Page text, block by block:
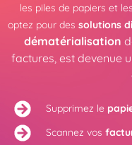
les piles de papiers et
optez pour des solutions
dématérialisation
factures, est devenue
Supprimez le
Scannez vos